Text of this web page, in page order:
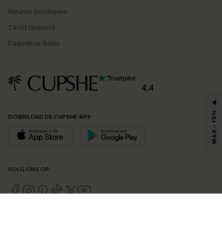
Kleuren Schitteren
Zacht Gebreid
Dagelijkse Basis
4.4
DOWNLOAD DE CUPSHE-APP
VOLG ONS OP
MAX - 15%